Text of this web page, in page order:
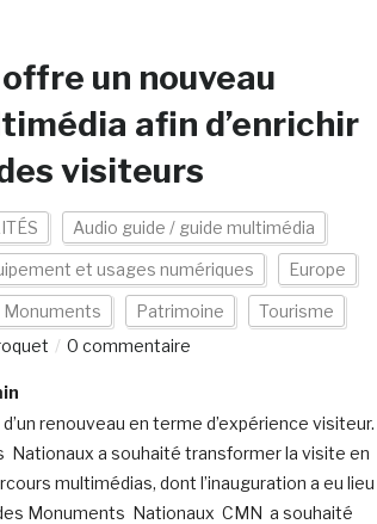
un nouveau
afin d’enrichir
visiteurs
Audio guide / guide multimédia
et usages numériques Europe
Monuments Patrimoine
Tourisme
0 commentaire
renouveau en terme d’expérience visiteur.
Nationaux a souhaité transformer la visite en
multimédias, dont l’inauguration a eu lieu
Monuments Nationaux CMN a souhaité